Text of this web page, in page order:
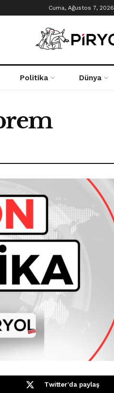
Cuma, Ağustos 7, 2026
Politika Dünya
Twitter'da paylaş